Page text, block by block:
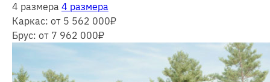
4 размера 4 размера
Каркас: от 5 562 000₽
Брус: от 7 962 000₽